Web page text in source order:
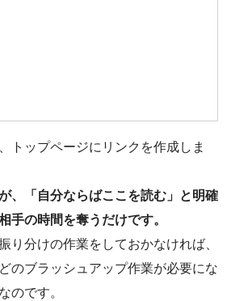
トップページにリンクを作成しま
、「自分ならばここを読む」と明確
手の時間を奪うだけです。
り分けの作業をしておかなければ、
のブラッシュアップ作業が必要にな
のです。